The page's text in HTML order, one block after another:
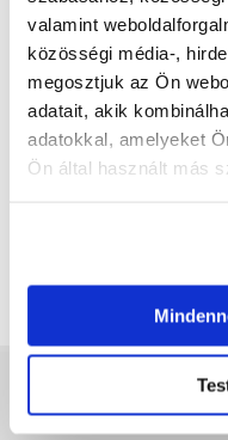
valamint
közösségi média-,
megosztjuk az Ön
adatait, akik
adatokkal, amelyeket
Ön által használt más
TRIXIE Szállító box nylon
50 x 50 cm 7 kg